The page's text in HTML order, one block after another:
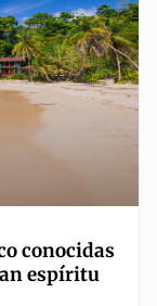
conocidas
espíritu